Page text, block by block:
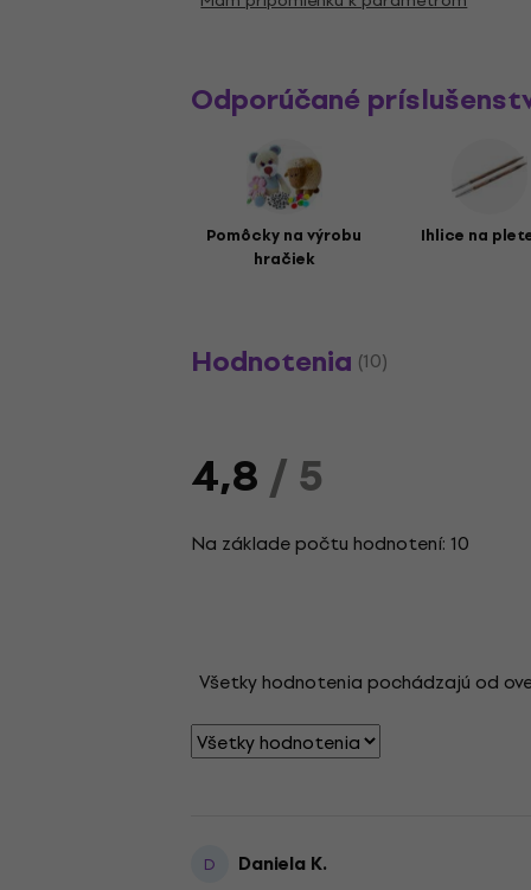
Odporúčané
Pomôcky na výrobu
hračiek
Ihlice na
Hodnotenia (10)
4,8/ 5
Na základe počtu hodnotení: 10
Všetky hodnotenia pochádzajú od
D Daniela K.